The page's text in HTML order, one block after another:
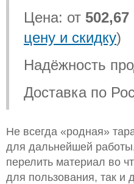
Цена: от 502,67
цену и скидку)
Надёжность
Доставка по
Не всегда «родная»
для дальнейшей
перелить материал во
для пользования, так